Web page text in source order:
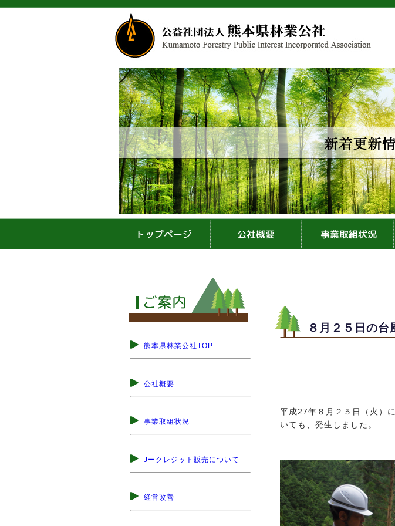
熊本県林業公社TOP
公社概要
事業取組状況
Jークレジット販売について
経営改善
８月２５日の台
平成27年８月２５日（火）
いても、発生しました。